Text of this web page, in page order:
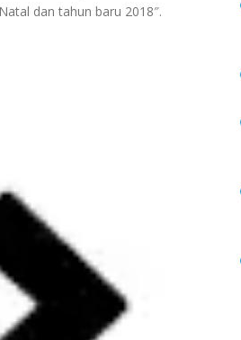
dan tahun baru 2018″.